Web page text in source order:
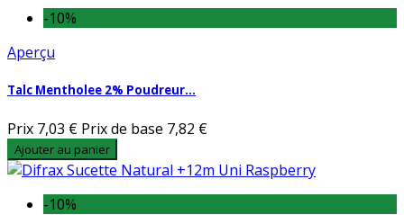
-10%
Aperçu
Talc Mentholee 2% Poudreur...
Prix 7,03 € Prix de base 7,82 €
Ajouter au panier
-10%